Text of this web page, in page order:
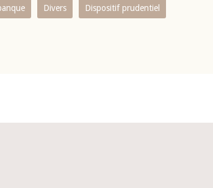
Divers Dispositif prudentiel